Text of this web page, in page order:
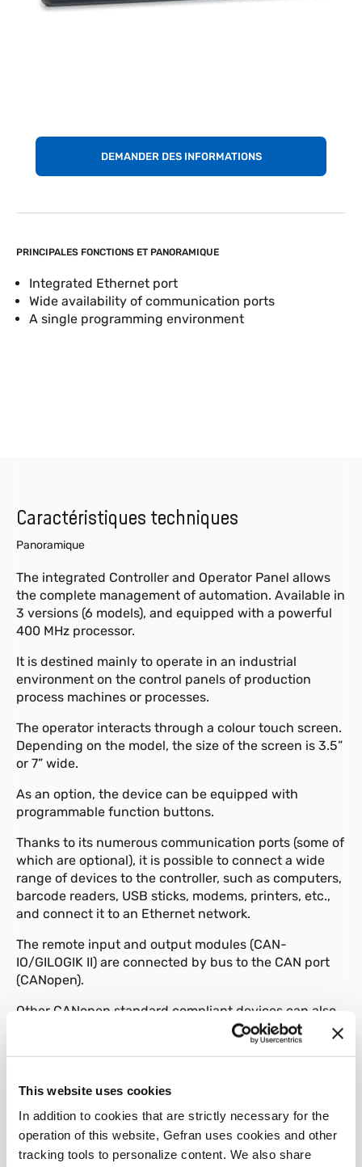
This website uses cookies
In addition to cookies that are strictly necessary for the
operation of this website, Gefran uses cookies and other
tracking tools to personalize content. We also share
PRINCIPALES FONCTIONS ET PANORAMIQUE
Integrated Ethernet port
Wide availability of communication ports
A single programming environment
DEMANDER DES INFORMATIONS
Caractéristiques techniques
Panoramique
The integrated Controller and Operator Panel allows
the complete management of automation. Available in
3 versions (6 models), and equipped with a powerful
400 MHz processor.
It is destined mainly to operate in an industrial
environment on the control panels of production
process machines or processes.
The operator interacts through a colour touch screen.
Depending on the model, the size of the screen is 3.5”
or 7” wide.
As an option, the device can be equipped with
programmable function buttons.
Thanks to its numerous communication ports (some of
which are optional), it is possible to connect a wide
range of devices to the controller, such as computers,
barcode readers, USB sticks, modems, printers, etc.,
and connect it to an Ethernet network.
The remote input and output modules (CAN-
IO/GILOGIK II) are connected by bus to the CAN port
(CANopen).
Other CANopen standard compliant devices can also
01 Description